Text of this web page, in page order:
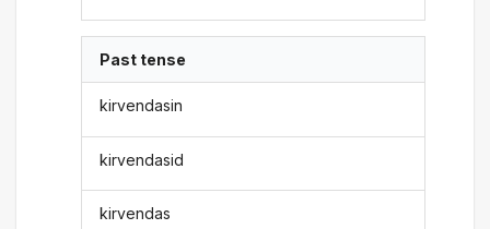
Past tense
kirvendasin
kirvendasid
kirvendas